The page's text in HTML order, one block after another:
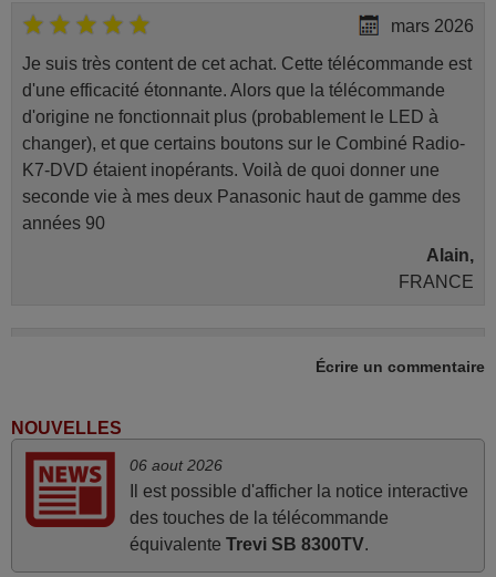
mars 2026
Je suis très content de cet achat. Cette télécommande est
d'une efficacité étonnante. Alors que la télécommande
d'origine ne fonctionnait plus (probablement le LED à
changer), et que certains boutons sur le Combiné Radio-
K7-DVD étaient inopérants. Voilà de quoi donner une
seconde vie à mes deux Panasonic haut de gamme des
années 90
Alain,
FRANCE
Concerne la télécommande de remplacement pour le
Écrire un commentaire
NOUVELLES
06 aout 2026
Il est possible d'afficher la notice interactive
des touches de la télécommande
équivalente Trevi SB 8300TV.